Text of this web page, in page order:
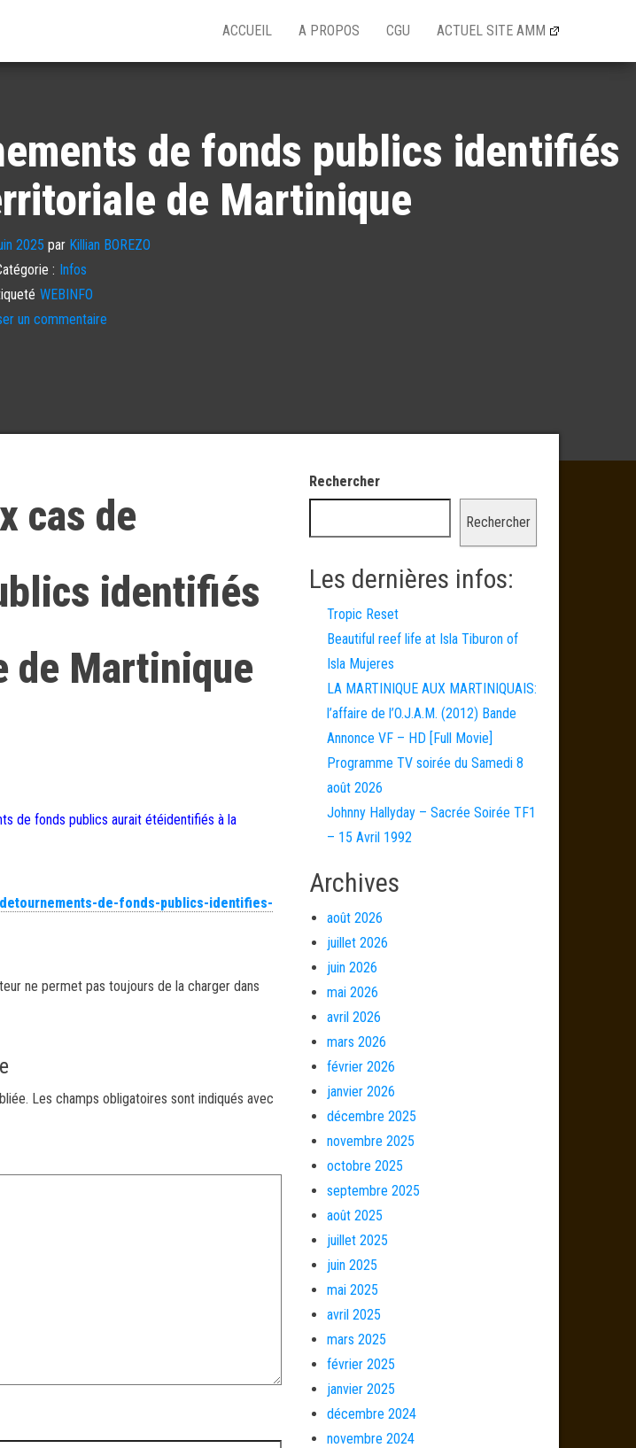
ACCUEIL A PROPOS CGU ACTUEL SITE AMM
de fonds publics identifiés
de Martinique
2025 par Killian BOREZO
: Infos
WEBINFO
un commentaire
cas de
identifiés
de Martinique
de fonds publics aurait étéidentifiés à la
de-fonds-publics-identifies-
ne permet pas toujours de la charger dans
Les champs obligatoires sont indiqués avec
Rechercher
Rechercher
Les dernières infos:
Tropic Reset
Beautiful reef life at Isla Tiburon of
Isla Mujeres
LA MARTINIQUE AUX MARTINIQUAIS:
l’affaire de l’O.J.A.M. (2012) Bande
Annonce VF – HD [Full Movie]
Programme TV soirée du Samedi 8
août 2026
Johnny Hallyday – Sacrée Soirée TF1
– 15 Avril 1992
Archives
août 2026
juillet 2026
juin 2026
mai 2026
avril 2026
mars 2026
février 2026
janvier 2026
décembre 2025
novembre 2025
octobre 2025
septembre 2025
août 2025
juillet 2025
juin 2025
mai 2025
avril 2025
mars 2025
février 2025
janvier 2025
décembre 2024
novembre 2024